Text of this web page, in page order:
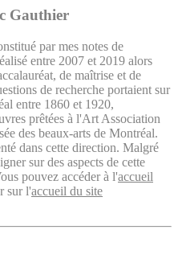
Gauthier
par mes notes de
entre 2007 et 2019 alors
de maîtrise et de
de recherche portaient sur
entre 1860 et 1920,
prêtées à l'Art Association
des beaux-arts de Montréal.
dans cette direction. Malgré
sur des aspects de cette
pouvez accéder à l'accueil
sur l'accueil du site